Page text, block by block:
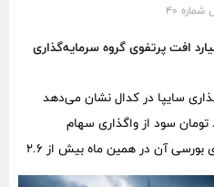
۴۰
سود معاملاتی، ۲۶۵۱ میلیارد افت پرتفوی گروه سرمایه‌گذاری
سایپا در کدال نشان می‌دهد
۱۴۰۵ حدود ۳۷ میلیارد تومان سود از واگذاری سهام
شناسایی کرده، اما ارزش روز پرتفوی بورسی آن در همین ماه بیش از ۲.۶
هزار میلیارد تومان کاهش یافته است. نزدیک به ۴۶ درصد ارزش این سبد